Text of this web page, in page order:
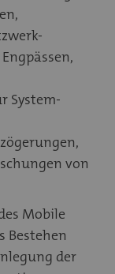
System-
von
Mobile
Bestehen
der